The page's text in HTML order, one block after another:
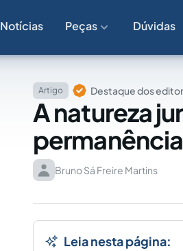
Notícias Peças Dúvidas
Artigo Destaque dos
A natureza
permanência
Bruno Sá Freire Martins
Leia nesta página: